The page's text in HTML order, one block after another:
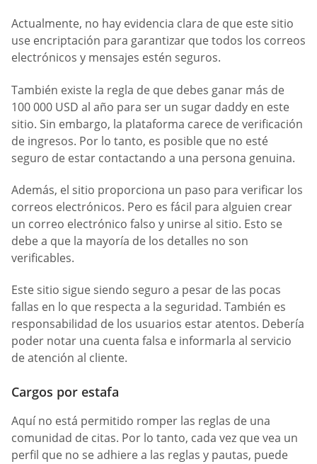
Actualmente, no hay evidencia clara de que este sitio
use encriptación para garantizar que todos los correos
electrónicos y mensajes estén seguros.
También existe la regla de que debes ganar más de
100 000 USD al año para ser un sugar daddy en este
sitio. Sin embargo, la plataforma carece de verificación
de ingresos. Por lo tanto, es posible que no esté
seguro de estar contactando a una persona genuina.
Además, el sitio proporciona un paso para verificar los
correos electrónicos. Pero es fácil para alguien crear
un correo electrónico falso y unirse al sitio. Esto se
debe a que la mayoría de los detalles no son
verificables.
Este sitio sigue siendo seguro a pesar de las pocas
fallas en lo que respecta a la seguridad. También es
responsabilidad de los usuarios estar atentos. Debería
poder notar una cuenta falsa e informarla al servicio
de atención al cliente.
Cargos por estafa
Aquí no está permitido romper las reglas de una
comunidad de citas. Por lo tanto, cada vez que vea un
perfil que no se adhiere a las reglas y pautas, puede